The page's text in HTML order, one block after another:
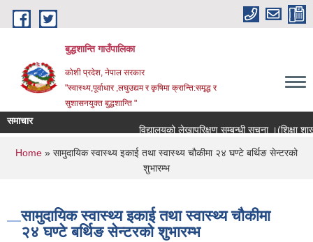
Skip to main content
बुद्धशान्ति गाउँपालिका
कोशी प्रदेश, नेपाल सरकार
"स्वास्थ्य,पूर्वाधार ,लघुउद्यम र कृषिमा क्रान्ति:समृद्ध र
सुशासनयुक्त बुद्धशान्ति "
समाचार
विद्यालयको लेखापरिक्षण सम्बन्धी सूचना ।(शिक्षा शाखा)
You are here
Home » सामुदायिक स्वास्थ्य इकाई तथा स्वास्थ्य चौकीमा २४ घण्टे बर्थिङ सेन्टरको
शुभारम्भ
सामुदायिक स्वास्थ्य इकाई तथा स्वास्थ्य चौकीमा
२४ घण्टे बर्थिङ सेन्टरको शुभारम्भ